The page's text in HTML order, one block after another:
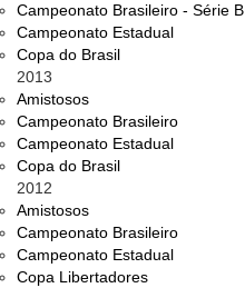
Campeonato Brasileiro - Série B
Campeonato Estadual
Copa do Brasil
2013
Amistosos
Campeonato Brasileiro
Campeonato Estadual
Copa do Brasil
2012
Amistosos
Campeonato Brasileiro
Campeonato Estadual
Copa Libertadores